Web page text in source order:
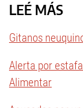
LEÉ MÁS
Gitanos
Alerta por
Alimentar